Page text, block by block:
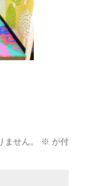
せん。 ※ が付